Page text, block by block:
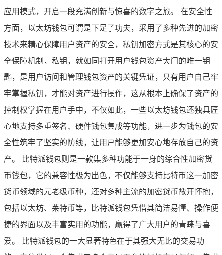
应用模式，开启一段充满创新与惊喜的数字之旅。 在安全性
方面，以太坊钱包可谓是下足了功夫，采用了多种先进的加密
技术来精心保障用户资产的安全，私钥加密方式是其核心的安
全保障机制，私钥，就如同打开用户钱包资产大门的唯一钥
匙，是用户访问和管理钱包资产的关键凭证，只有用户自己牢
牢掌握私钥，才能对资产进行操作，这从根本上确保了资产的
控制权掌握在用户手中，不仅如此，一些以太坊钱包还独具匠
心地支持多重签名、硬件钱包集成等功能，进一步为钱包的安
全性筑牢了坚实的防线，让用户能够更加安心地存放自己的资
产。 比特派钱包则是一款集多种功能于一身的综合性加密货
币钱包，它的兼容性极为出色，不仅能够支持比特币这一加密
货币领域的元老级币种，还对多种主流的加密货币敞开怀抱，
包括以太坊、莱特币等，比特派钱包凭借其简洁易懂、操作便
捷的界面以及丰富实用的功能，赢得了广大用户的青睐与喜
爱。 比特派钱包的一大显著特色在于其强大无比的交易功